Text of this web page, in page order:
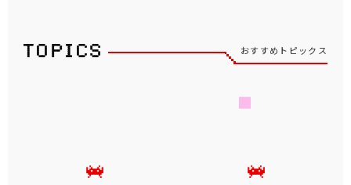
おすすめトピックス